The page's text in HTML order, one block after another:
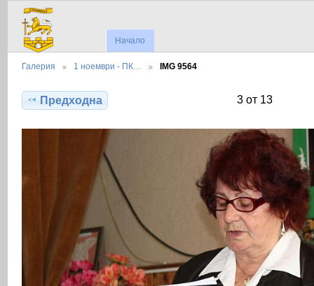
Начало
Галерия 1 ноември - ПК… IMG 9564
Предходна 3 от 13